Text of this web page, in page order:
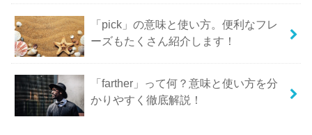
「pick」の意味と使い方。便利なフレ
ーズもたくさん紹介します！
「farther」って何？意味と使い方を分
かりやすく徹底解説！